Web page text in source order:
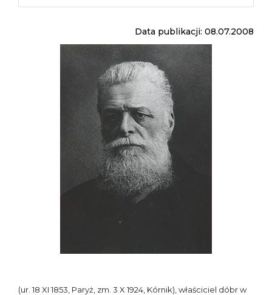
Data publikacji: 08.07.2008
(ur. 18 XI 1853, Paryż, zm. 3 X 1924, Kórnik), właściciel dóbr w